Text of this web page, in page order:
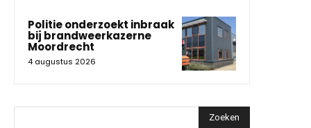
Politie onderzoekt inbraak
bij brandweerkazerne
Moordrecht
4 augustus 2026
Zoeken